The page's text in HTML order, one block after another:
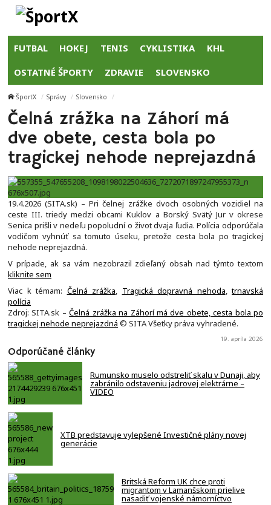
FUTBAL HOKEJ TENIS CYKLISTIKA KHL
OSTATNÉ ŠPORTY ZDRAVIE SLOVENSKO
ŠportX Správy Slovensko
Čelná zrážka na Záhorí má
dve obete, cesta bola po
tragickej nehode neprejazdná
19.4.2026 (SITA.sk) – Pri čelnej zrážke dvoch osobných vozidiel na
ceste III. triedy medzi obcami Kuklov a Borský Svätý Jur v okrese
Senica prišli v nedeľu popoludní o život dvaja ľudia. Polícia odporúčala
vodičom vyhnúť sa tomuto úseku, pretože cesta bola po tragickej
nehode neprejazdná.
V prípade, ak sa vám nezobrazil zdieľaný obsah nad týmto textom
kliknite sem
Viac k témam: Čelná zrážka, Tragická dopravná nehoda,trnavská
polícia
Zdroj: SITA.sk –Čelná zrážka na Záhorí má dve obete, cesta bola po
tragickej nehode neprejazdná © SITA Všetky práva vyhradené.
19. apríla 2026
Odporúčané články
Rumunsko muselo odstreliť skalu v Dunaji, aby
zabránilo odstaveniu jadrovej elektrárne –
VIDEO
XTB predstavuje vylepšené Investičné plány novej
generácie
Britská Reform UK chce proti
migrantom v Lamanšskom prielive
nasadiť vojenské námorníctvo